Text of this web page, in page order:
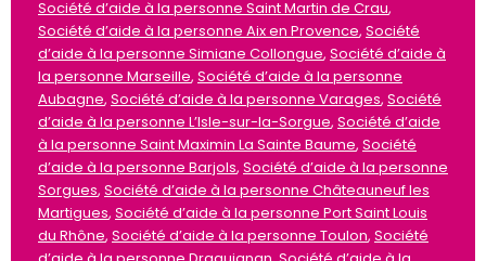
Société d’aide à la personne Saint Martin de Crau,
Société d’aide à la personne Aix en Provence, Société
d’aide à la personne Simiane Collongue, Société d’aide à
la personne Marseille, Société d’aide à la personne
Aubagne, Société d’aide à la personne Varages, Société
d’aide à la personne L’Isle-sur-la-Sorgue, Société d’aide
à la personne Saint Maximin La Sainte Baume, Société
d’aide à la personne Barjols, Société d’aide à la personne
Sorgues, Société d’aide à la personne Châteauneuf les
Martigues, Société d’aide à la personne Port Saint Louis
du Rhône, Société d’aide à la personne Toulon, Société